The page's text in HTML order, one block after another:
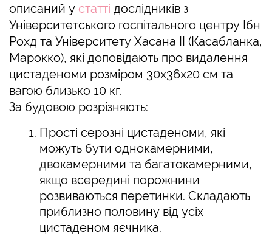
описаний у статті дослідників з
Університетського госпітального центру Ібн
Рохд та Університету Хасана II (Касабланка,
Марокко), які доповідають про видалення
цистаденоми розміром 30х36х20 см та
вагою близько 10 кг.
За будовою розрізняють:
Прості серозні цистаденоми, які
можуть бути однокамерними,
двокамерними та багатокамерними,
якщо всередині порожнини
розвиваються перетинки. Складають
приблизно половину від усіх
цистаденом яєчника.